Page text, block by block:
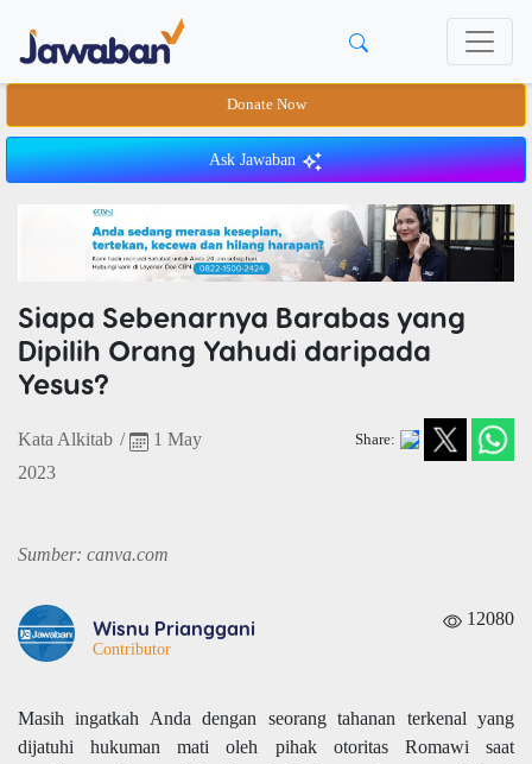
Donate Now
Ask Jawaban
Siapa Sebenarnya Barabas yang
Dipilih Orang Yahudi daripada
Yesus?
Kata Alkitab /
1 May
2023
Share:
Sumber: canva.com
Wisnu Prianggani
Contributor
12080
Masih ingatkah Anda dengan seorang tahanan terkenal yang
dijatuhi hukuman mati oleh pihak otoritas Romawi saat